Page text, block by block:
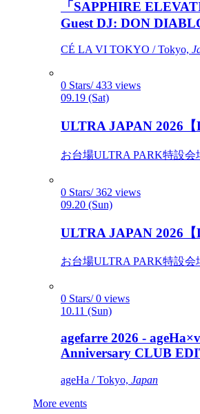
「SAPPHIRE
Guest DJ: DON
CÉ LA VI TOKYO / Tokyo,
0 Stars/ 433 views
09.19 (Sat)
ULTRA JAPAN 2026【
お台場ULTRA PARK特設会
0 Stars/ 362 views
09.20 (Sun)
ULTRA JAPAN 2026【
お台場ULTRA PARK特設会
0 Stars/ 0 views
10.11 (Sun)
agefarre 2026 -
Anniversary CLUB
ageHa / Tokyo, Japan
More events